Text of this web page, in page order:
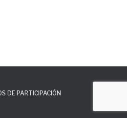
DE PARTICIPACIÓN